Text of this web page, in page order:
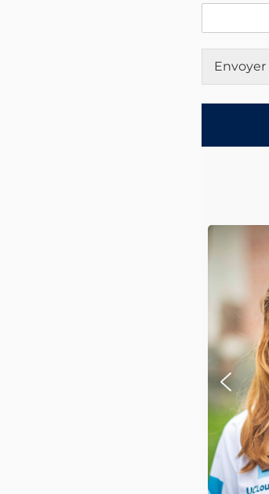
Envoyer